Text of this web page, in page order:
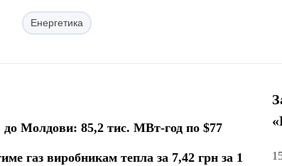
Енергетика
до Молдови: 85,2 тис. МВт-год по $77
газ виробникам тепла за 7,42 грн за 1